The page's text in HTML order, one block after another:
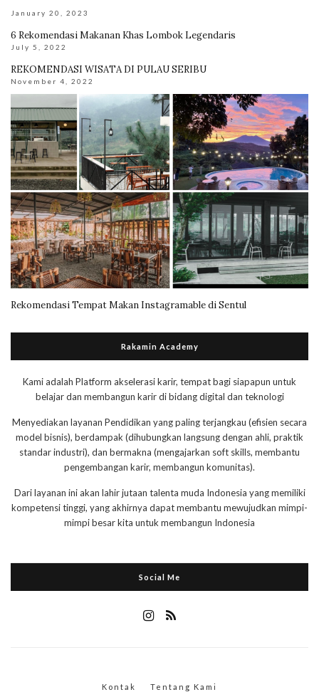
January 20, 2023
6 Rekomendasi Makanan Khas Lombok Legendaris
July 5, 2022
REKOMENDASI WISATA DI PULAU SERIBU
November 4, 2022
Rekomendasi Tempat Makan Instagramable di Sentul
Rakamin Academy
Kami adalah Platform akselerasi karir, tempat bagi siapapun untuk
belajar dan membangun karir di bidang digital dan teknologi
Menyediakan layanan Pendidikan yang paling terjangkau (efisien secara
model bisnis), berdampak (dihubungkan langsung dengan ahli, praktik
standar industri), dan bermakna (mengajarkan soft skills, membantu
pengembangan karir, membangun komunitas).
Dari layanan ini akan lahir jutaan talenta muda Indonesia yang memiliki
kompetensi tinggi, yang akhirnya dapat membantu mewujudkan mimpi-
mimpi besar kita untuk membangun Indonesia
Social Me
Kontak Tentang Kami